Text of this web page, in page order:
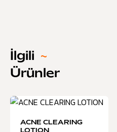
İlgili ~
Ürünler
ACNE CLEARING